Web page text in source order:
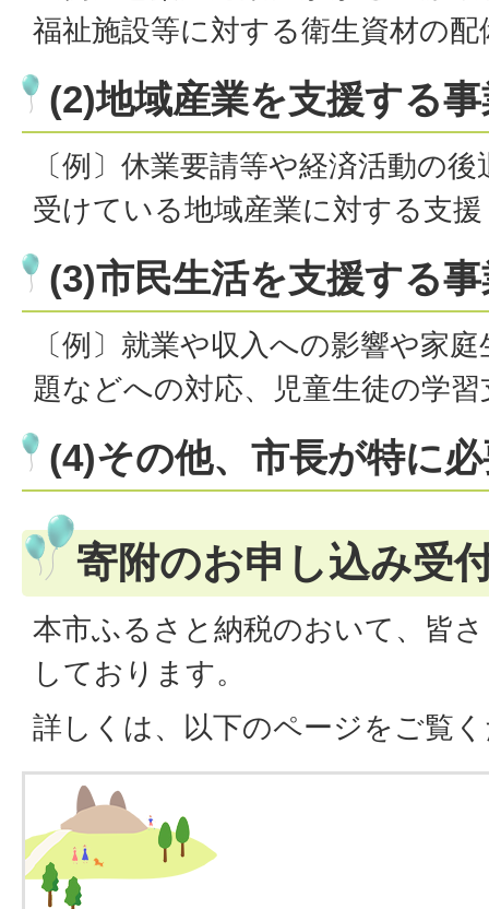
福祉施設等に対する衛生資材の配
(2)地域産業を支援する
〔例〕休業要請等や経済活動の
受けている地域産業に対する支援
(3)市民生活を支援する
〔例〕就業や収入への影響や家
題などへの対応、児童生徒の学習
(4)その他、市長が特に
寄附のお申し込み受
本市ふるさと納税のおいて、皆
しております。
詳しくは、以下のページをご覧